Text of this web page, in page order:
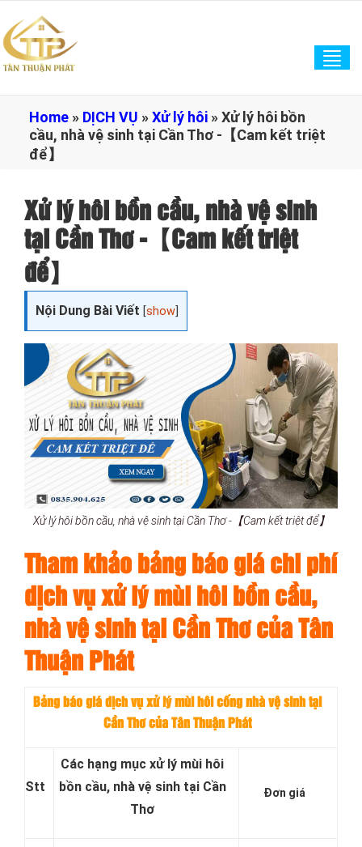
Home » DỊCH VỤ »Xử lý hôi »Xử lý hôi bồn
cầu, nhà vệ sinh tại Cần Thơ -【Cam kết triệt
để】
Xử lý hôi bồn cầu, nhà vệ sinh
tại Cần Thơ -【Cam kết triệt
để】
Nội Dung Bài Viết [show
Xử lý hôi bồn cầu, nhà vệ sinh tại Cần Thơ -【Cam kết triệt để】
Tham khảo bảng báo giá chi phí
dịch vụ xử lý mùi hôi bồn cầu,
nhà vệ sinh tại Cần Thơ của Tân
Thuận Phát
Bảng báo giá dịch vụ xử lý mùi hôi cống nhà vệ sinh tại
Cần Thơ của Tân Thuận Phát
Stt
Các hạng mục xử lý mùi hôi
bồn cầu, nhà vệ sinh tại Cần
Thơ
Đơn giá